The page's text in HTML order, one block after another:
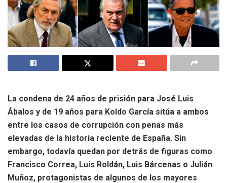
La condena de 24 años de prisión para José Luis
Ábalos y de 19 años para Koldo García sitúa a ambos
entre los casos de corrupción con penas más
elevadas de la historia reciente de España. Sin
embargo, todavía quedan por detrás de figuras como
Francisco Correa, Luis Roldán, Luis Bárcenas o Julián
Muñoz, protagonistas de algunos de los mayores